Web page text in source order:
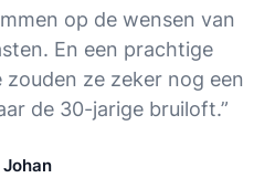
op de wensen van
En een prachtige
ze zeker nog een
de 30-jarige bruiloft.”
Johan